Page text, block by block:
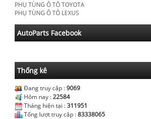
PHỤ TÙNG Ô TÔ TOYOTA
PHỤ TÙNG Ô TÔ LEXUS
AutoParts Facebook
Thống kê
Đang truy cập :9069
Hôm nay :22584
Tháng hiện tại :311951
Tổng lượt truy cập :83338065